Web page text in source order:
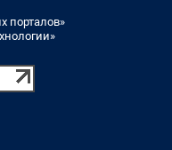
порталов»